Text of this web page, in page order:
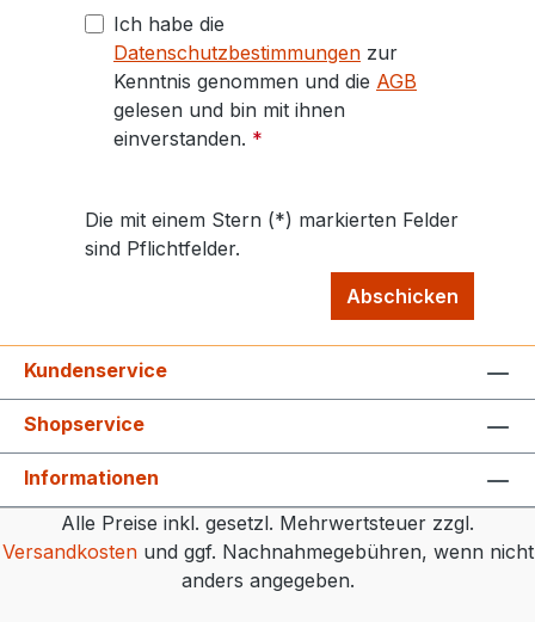
Ich habe die
Datenschutzbestimmungen zur
Kenntnis genommen und die AGB
gelesen und bin mit ihnen
einverstanden. *
Die mit einem Stern (*) markierten Felder
sind Pflichtfelder.
Abschicken
Kundenservice
Shopservice
Informationen
Alle Preise inkl. gesetzl. Mehrwertsteuer zzgl.
Versandkostenund ggf. Nachnahmegebühren, wenn nicht
anders angegeben.